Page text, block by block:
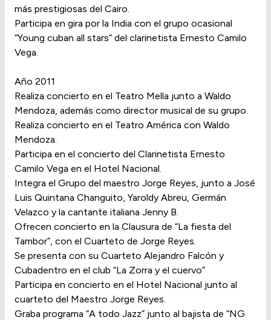
más prestigiosas del Cairo.
Participa en gira por la India con el grupo ocasional
“Young cuban all stars” del clarinetista Ernesto Camilo
Vega.
Año 2011
Realiza concierto en el Teatro Mella junto a Waldo
Mendoza, además como director musical de su grupo.
Realiza concierto en el Teatro América con Waldo
Mendoza.
Participa en el concierto del Clarinetista Ernesto
Camilo Vega en el Hotel Nacional.
Integra el Grupo del maestro Jorge Reyes, junto a José
Luis Quintana Changuito, Yaroldy Abreu, Germán
Velazco y la cantante italiana Jenny B.
Ofrecen concierto en la Clausura de “La fiesta del
Tambor”, con el Cuarteto de Jorge Reyes.
Se presenta con su Cuarteto Alejandro Falcón y
Cubadentro en el club “La Zorra y el cuervo”
Participa en concierto en el Hotel Nacional junto al
cuarteto del Maestro Jorge Reyes.
Graba programa “A todo Jazz” junto al bajista de “NG